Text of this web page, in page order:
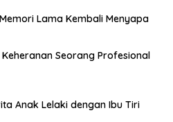
Lama Kembali Menyapa
Seorang Profesional
Anak Lelaki dengan Ibu Tiri